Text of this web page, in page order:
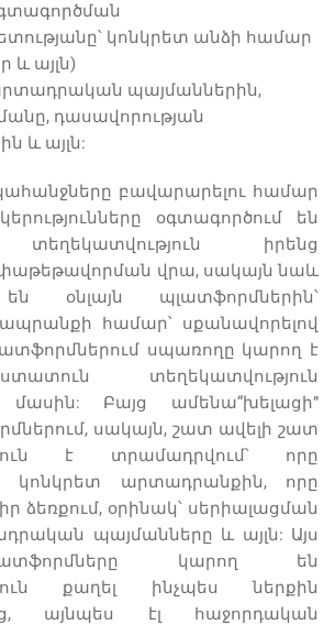
կոնկրետ անձի համար
և այլն)
պայմաններին,
դասավորության
և այլն:
բավարարելու համար
օգտագործում են
իրենց
վրա, սակայն նաև
օնլայն պլատֆորմներին՝
ապրանքի համար՝ սքանավորելով
սպառողը կարող է
տեղեկատվություն
Բայց ամենա“խելացի”
սակայն, շատ ավելի շատ
է տրամադրվում՝ որը
կոնկրետ արտադրանքին, որը
ձեռքում, օրինակ՝ սերիալացման
պայմանները և այլն: Այս
կարող են
քաղել ինչպես ներքին
այնպես էլ հաջորդական